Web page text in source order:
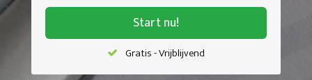
Start nu!
Gratis - Vrijblijvend